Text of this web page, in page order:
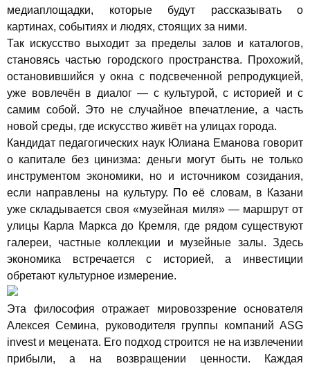
медиаплощадки, которые будут рассказывать о
картинах, событиях и людях, стоящих за ними.
Так искусство выходит за пределы залов и каталогов,
становясь частью городского пространства. Прохожий,
остановившийся у окна с подсвеченной репродукцией,
уже вовлечён в диалог — с культурой, с историей и с
самим собой. Это не случайное впечатление, а часть
новой среды, где искусство живёт на улицах города.
Кандидат педагогических наук Юлиана Еманова говорит
о капитале без цинизма: деньги могут быть не только
инструментом экономики, но и источником созидания,
если направлены на культуру. По её словам, в Казани
уже складывается своя «музейная миля» — маршрут от
улицы Карла Маркса до Кремля, где рядом существуют
галереи, частные коллекции и музейные залы. Здесь
экономика встречается с историей, а инвестиции
обретают культурное измерение.
Эта философия отражает мировоззрение основателя
Алексея Семина, руководителя группы компаний ASG
invest и мецената. Его подход строится не на извлечении
прибыли, а на возвращении ценности. Каждая